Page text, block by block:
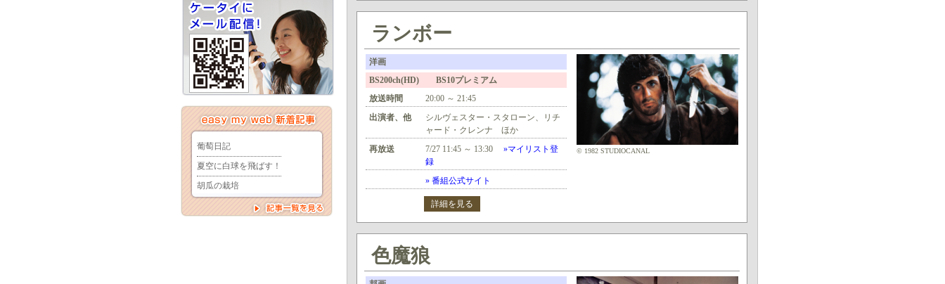
ランボー
洋画
BS200ch(HD) BS10プレミアム
放送時間
20:00 ～ 21:45
出演者、他
シルヴェスター・スタローン、リチ
ャード・クレンナ ほか
再放送
7/27 11:45 ～ 13:30
»マイリスト登
録
» 番組公式サイト
詳細を見る
© 1982 STUDIOCANAL
色魔狼